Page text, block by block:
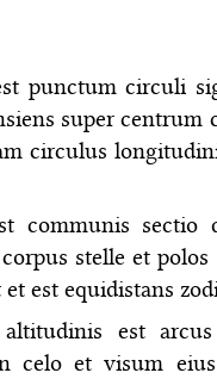
punctum circuli
super centrum
circulus
communis sectio
stelle et polos
est equidistans
est
celo et visum